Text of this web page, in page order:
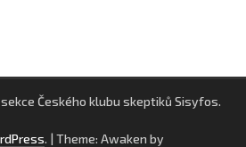
Českého klubu skeptiků Sisyfos.
. | Theme: Awaken by